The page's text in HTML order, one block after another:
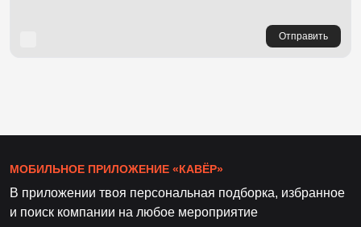
Отправить
МОБИЛЬНОЕ ПРИЛОЖЕНИЕ «КАВЁР»
В приложении твоя персональная подборка, избранное
и поиск компании на любое мероприятие